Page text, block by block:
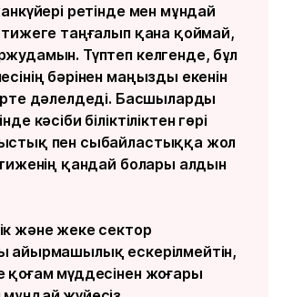
ретінде мен мұндай
таңғалып қана қоймай,
Түптеп келгенде, бұл
бәрінен маңызды екенін
дәлелдеді. Басшыларды
кәсіби біліктіліктен гөрі
пен сыбайластыққа жол
қандай болары алдын
және жеке сектор
айырмашылық ескерілмейтін,
мүддесінен жоғары